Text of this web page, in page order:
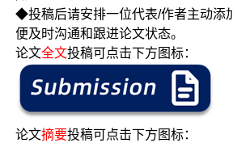
◆投稿后请安排一位代表/作者主动添
便及时沟通和跟进论文状态。
论文全文投稿可点击下方图标：
论文摘要投稿可点击下方图标：